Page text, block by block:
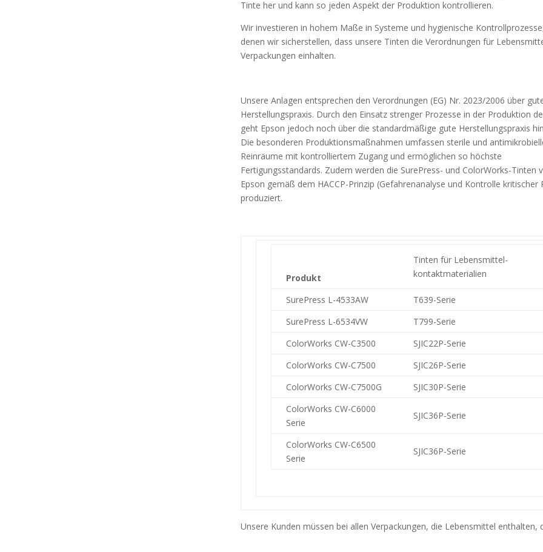
Tinte her und kann so jeden Aspekt der Produktion kontrollieren.
Wir investieren in hohem Maße in Systeme und hygienische
denen wir sicherstellen, dass unsere Tinten die Verordnungen für
Verpackungen einhalten.
Unsere Anlagen entsprechen den Verordnungen (EG) Nr. 2023/2006 über
Herstellungspraxis. Durch den Einsatz strenger Prozesse in der Produktion
geht Epson jedoch noch über die standardmäßige gute Herstellungspraxis
Die besonderen Produktionsmaßnahmen umfassen sterile und
Reinräume mit kontrolliertem Zugang und ermöglichen so höchste
Fertigungsstandards. Zudem werden die SurePress- und ColorWorks-Tinten
Epson gemäß dem HACCP-Prinzip (Gefahrenanalyse und Kontrolle kritischer
produziert.
Produkt
Tinten für Lebensmittel-
kontaktmaterialien
SurePress L-4533AW
T639-Serie
SurePress L-6534VW
T799-Serie
ColorWorks CW-C3500
SJIC22P-Serie
ColorWorks CW-C7500
SJIC26P-Serie
ColorWorks CW-C7500G
SJIC30P-Serie
ColorWorks CW-C6000
Serie
SJIC36P-Serie
ColorWorks CW-C6500
Serie
SJIC36P-Serie
Unsere Kunden müssen bei allen Verpackungen, die Lebensmittel enthalten,